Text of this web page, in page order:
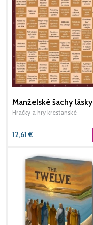
Manželské šachy lásky
(hnedé)
Hračky a hry kresťanské
12,61 €